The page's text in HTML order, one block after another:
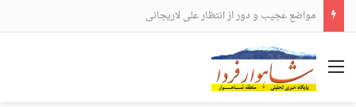
مواضع عجیب و دور از انتظار علی لاریجانی
منو